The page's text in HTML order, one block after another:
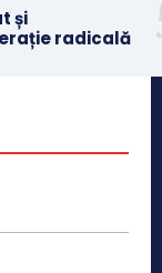
și
radicală